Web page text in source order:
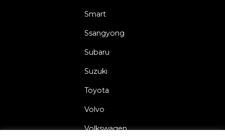
Smart
Ssangyong
Subaru
Suzuki
Toyota
Volvo
Volkswagen